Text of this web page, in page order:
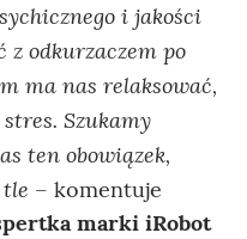
i jakości
z odkurzaczem po
ma nas relaksować,
Szukamy
ten obowiązek,
– komentuje
marki iRobot